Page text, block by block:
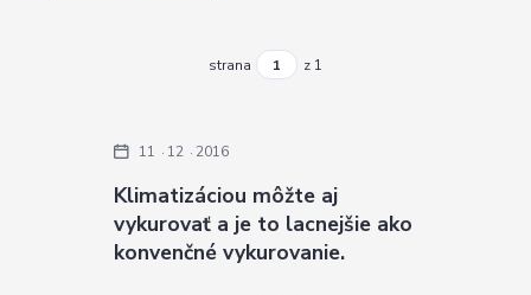
strana z 1
Klimatizáciou môžte aj
vykurovať a je to lacnejšie ako
konvenčné vykurovanie.
11 12 2016